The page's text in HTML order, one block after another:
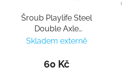
Šroub Playlife Steel
Double Axle
30mm/6mm
Skladem externě
60 Kč